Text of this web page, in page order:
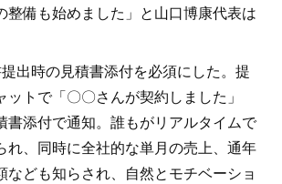
整備も始めました」と山口博康代表は
出時の見積書添付を必須にした。提
トで「〇〇さんが契約しました」
書添付で通知。誰もがリアルタイムで
れ、同時に全社的な単月の売上、通年
なども知らされ、自然とモチベーショ